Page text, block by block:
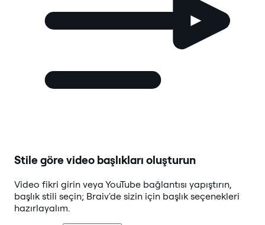
Stile göre video başlıkları oluşturun
Video fikri girin veya YouTube bağlantısı yapıştırın,
başlık stili seçin; Braiv'de sizin için başlık seçenekleri
hazırlayalım.